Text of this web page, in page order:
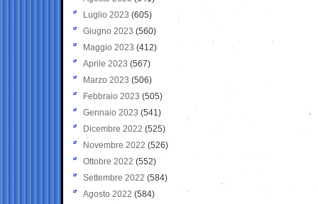
Luglio 2023 (605)
Giugno 2023 (560)
Maggio 2023 (412)
Aprile 2023 (567)
Marzo 2023 (506)
Febbraio 2023 (505)
Gennaio 2023 (541)
Dicembre 2022 (525)
Novembre 2022 (526)
Ottobre 2022 (552)
Settembre 2022 (584)
Agosto 2022 (584)